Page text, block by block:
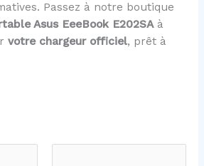
Passez à notre boutique
Asus EeeBook E202SAà
votre chargeur officiel, prêt à